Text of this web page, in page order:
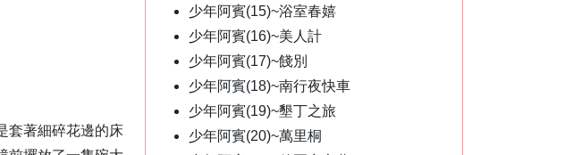
套著細碎花邊的床
少年阿賓(15)~浴室春嬉
少年阿賓(16)~美人計
少年阿賓(17)~餞別
少年阿賓(18)~南行夜快車
少年阿賓(19)~墾丁之旅
少年阿賓(20)~萬里桐